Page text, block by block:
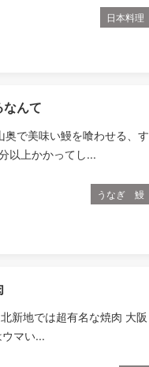
日本料理
なんて
で美味い鰻を喰わせる、す
以上かかってし...
うなぎ 鰻
地では超有名な焼肉 大阪
マい...